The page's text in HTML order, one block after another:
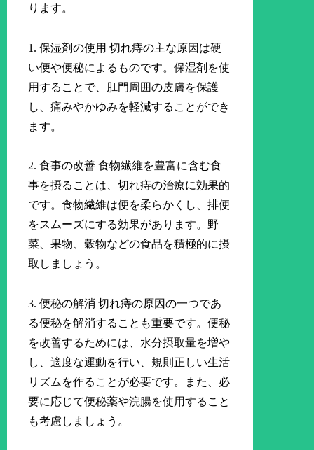
ります。
1. 保湿剤の使用 切れ痔の主な原因は硬
い便や便秘によるものです。保湿剤を使
用することで、肛門周囲の皮膚を保護
し、痛みやかゆみを軽減することができ
ます。
2. 食事の改善 食物繊維を豊富に含む食
事を摂ることは、切れ痔の治療に効果的
です。食物繊維は便を柔らかくし、排便
をスムーズにする効果があります。野
菜、果物、穀物などの食品を積極的に摂
取しましょう。
3. 便秘の解消 切れ痔の原因の一つであ
る便秘を解消することも重要です。便秘
を改善するためには、水分摂取量を増や
し、適度な運動を行い、規則正しい生活
リズムを作ることが必要です。また、必
要に応じて便秘薬や浣腸を使用すること
も考慮しましょう。